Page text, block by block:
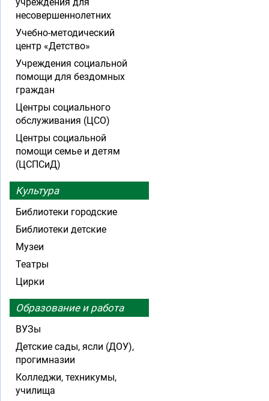
несовершеннолетних
Учебно-методический
центр «Детство»
Учреждения социальной
помощи для бездомных
граждан
Центры социального
обслуживания (ЦСО)
Центры социальной
помощи семье и детям
(ЦСПСиД)
Культура
Библиотеки городские
Библиотеки детские
Музеи
Театры
Цирки
Образование и работа
ВУЗы
Детские сады, ясли (ДОУ),
прогимназии
Колледжи, техникумы,
училища